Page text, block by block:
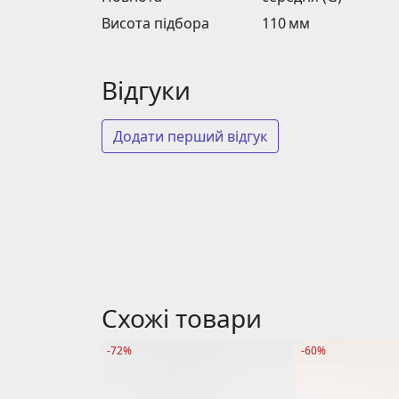
Висота підбора
110 мм
Відгуки
Додати перший відгук
Схожі товари
-72% -60%